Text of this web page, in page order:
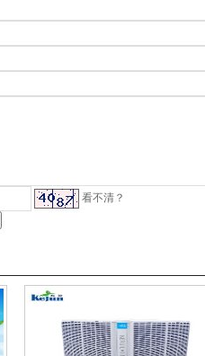
看不清？